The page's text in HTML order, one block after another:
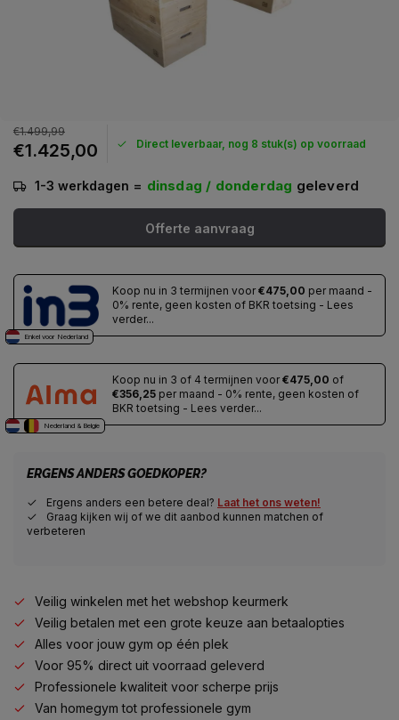
€1.499,99
€1.425,00 Direct leverbaar, nog 8 stuk(s) op voorraad
1-3 werkdagen = dinsdag / donderdag geleverd
Offerte aanvraag
Enkel voor Nederland
Koop nu in 3 termijnen voor €475,00 per maand -
0% rente, geen kosten of BKR toetsing - Lees
verder...
Nederland & Belgie
Koop nu in 3 of 4 termijnen voor €475,00 of
€356,25 per maand - 0% rente, geen kosten of
BKR toetsing - Lees verder...
ERGENS ANDERS GOEDKOPER?
Ergens anders een betere deal? Laat het ons weten!
Graag kijken wij of we dit aanbod kunnen matchen of
verbeteren
Veilig winkelen met het webshop keurmerk
Veilig betalen met een grote keuze aan betaalopties
Alles voor jouw gym op één plek
Voor 95% direct uit voorraad geleverd
Professionele kwaliteit voor scherpe prijs
Van homegym tot professionele gym